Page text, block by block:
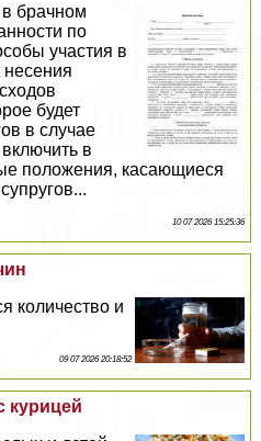
брачном
по
участия в
несения
будет
в случае
в
положения, касающиеся
10 07 2026 15:25:36
количество и
09 07 2026 20:18:52
курицей